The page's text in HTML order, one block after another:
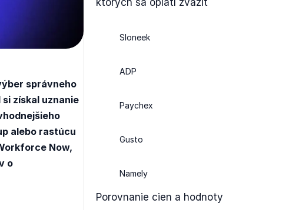
správneho
získal uznanie
alebo rastúcu
Now,
o
ktorých sa oplatí zvážiť
Sloneek
ADP
Paychex
Gusto
Namely
Porovnanie cien a hodnoty